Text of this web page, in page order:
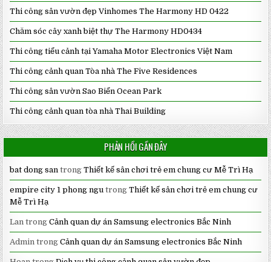
Thi công sân vườn đẹp Vinhomes The Harmony HD 0422
Chăm sóc cây xanh biệt thự The Harmony HD0434
Thi công tiểu cảnh tại Yamaha Motor Electronics Việt Nam
Thi công cảnh quan Tòa nhà The Five Residences
Thi công sân vườn Sao Biển Ocean Park
Thi công cảnh quan tòa nhà Thai Building
PHẢN HỒI GẦN ĐÂY
bat dong san trongThiết kế sân chơi trẻ em chung cư Mễ Trì Hạ
empire city 1 phong ngu trongThiết kế sân chơi trẻ em chung cư
Mễ Trì Hạ
Lan trongCảnh quan dự án Samsung electronics Bắc Ninh
Admin trongCảnh quan dự án Samsung electronics Bắc Ninh